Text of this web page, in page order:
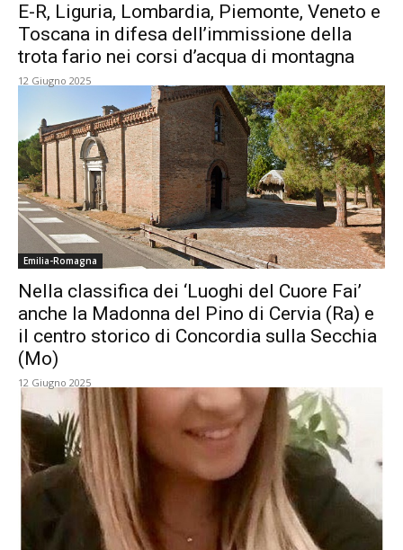
E-R, Liguria, Lombardia, Piemonte, Veneto e
Toscana in difesa dell’immissione della
trota fario nei corsi d’acqua di montagna
12 Giugno 2025
Emilia-Romagna
Nella classifica dei ‘Luoghi del Cuore Fai’
anche la Madonna del Pino di Cervia (Ra) e
il centro storico di Concordia sulla Secchia
(Mo)
12 Giugno 2025